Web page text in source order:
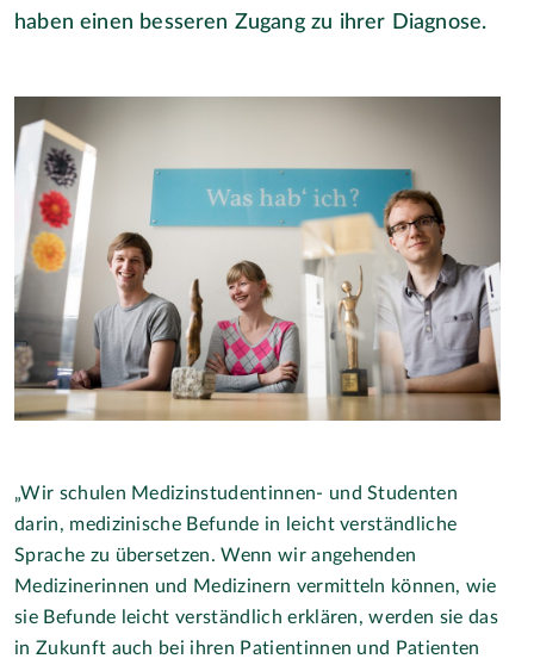
haben einen besseren Zugang zu ihrer Diagnose.
„Wir schulen Medizinstudentinnen- und Studenten
darin, medizinische Befunde in leicht verständliche
Sprache zu übersetzen. Wenn wir angehenden
Medizinerinnen und Medizinern vermitteln können, wie
sie Befunde leicht verständlich erklären, werden sie das
in Zukunft auch bei ihren Patientinnen und Patienten